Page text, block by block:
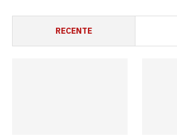
RECENTE